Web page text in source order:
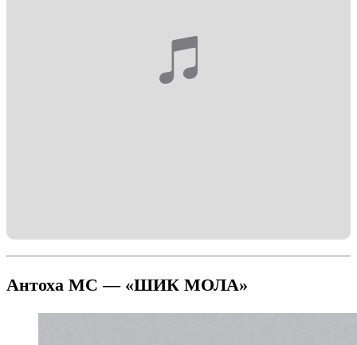
Антоха МС — «ШИК МОЛА»